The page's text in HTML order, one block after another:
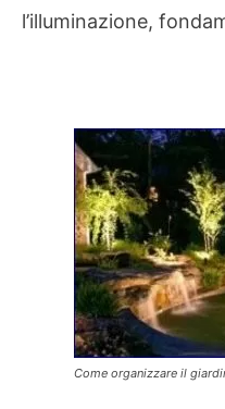
l’illuminazione,
Come organizzare il